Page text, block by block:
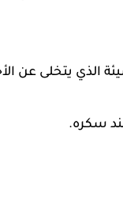
يتخلى عن
سكره.